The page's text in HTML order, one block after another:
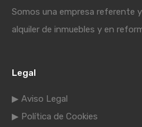
Somos una empresa referente
alquiler de inmuebles y en
Legal
▶ Aviso Legal
▶ Política de Cookies